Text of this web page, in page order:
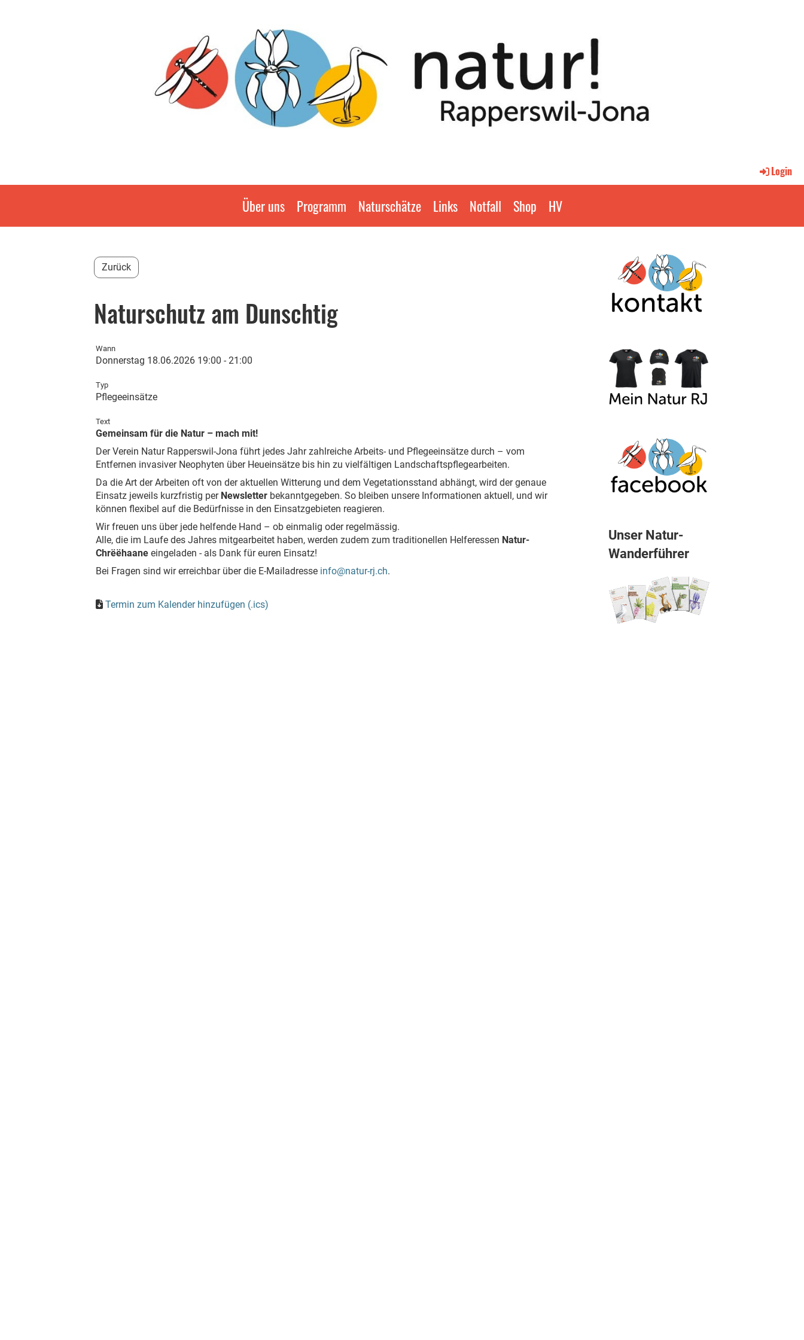
Login
Über uns Programm Naturschätze Links Notfall Shop HV
Zurück
Naturschutz am Dunschtig
Wann
Donnerstag 18.06.2026 19:00 - 21:00
Typ
Pflegeeinsätze
Text
Gemeinsam für die Natur – mach mit!
Der Verein Natur Rapperswil-Jona führt jedes Jahr zahlreiche Arbeits- und Pflegeeinsätze durch – vom
Entfernen invasiver Neophyten über Heueinsätze bis hin zu vielfältigen Landschaftspflegearbeiten.
Da die Art der Arbeiten oft von der aktuellen Witterung und dem Vegetationsstand abhängt, wird der genaue
Einsatz jeweils kurzfristig per Newsletter bekanntgegeben. So bleiben unsere Informationen aktuell, und wir
können flexibel auf die Bedürfnisse in den Einsatzgebieten reagieren.
Wir freuen uns über jede helfende Hand – ob einmalig oder regelmässig.
Alle, die im Laufe des Jahres mitgearbeitet haben, werden zudem zum traditionellen Helferessen Natur-
Chrëëhaane eingeladen - als Dank für euren Einsatz!
Bei Fragen sind wir erreichbar über die E-Mailadresse info@natur-rj.ch.
Termin zum Kalender hinzufügen (.ics)
Unser Natur-
Wanderführer